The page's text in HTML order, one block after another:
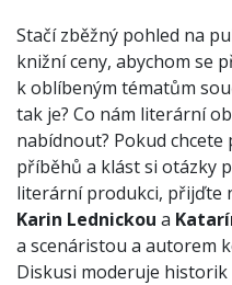
Stačí zběžný pohled na
knižní ceny, abychom se
k oblíbeným tématům
tak je? Co nám literární
nabídnout? Pokud
příběhů a klást si otázky
literární produkci, přijďte
Karin Lednickou a
a scenáristou a autorem
Diskusi moderuje historik